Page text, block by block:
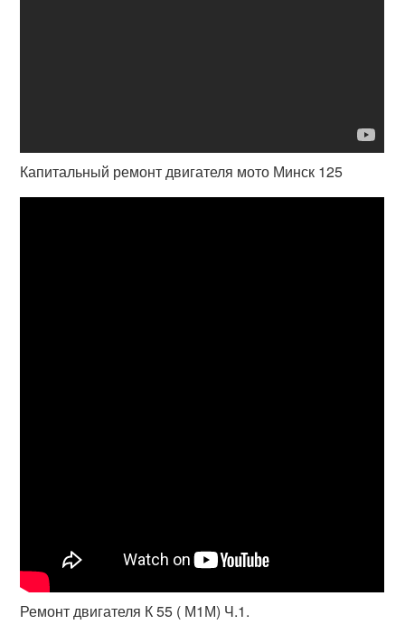
Капитальный ремонт двигателя мото Минск 125
Ремонт двигателя К 55 ( М1М) Ч.1.